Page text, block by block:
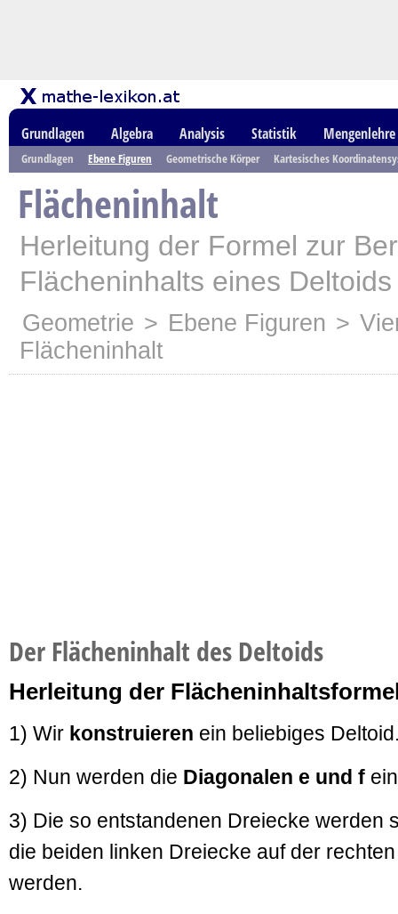
Grundlagen Algebra Analysis Statistik Mengenlehre
Grundlagen Ebene Figuren Geometrische Körper Kartesisches
Flächeninhalt
Herleitung der Formel zur
Flächeninhalts eines Deltoids
Geometrie > Ebene Figuren >
Flächeninhalt
Der Flächeninhalt des Deltoids
Herleitung der
1) Wir konstruieren ein beliebiges
2) Nun werden die Diagonalen e und f
3) Die so entstandenen Dreiecke werden
die beiden linken Dreiecke auf der
werden.